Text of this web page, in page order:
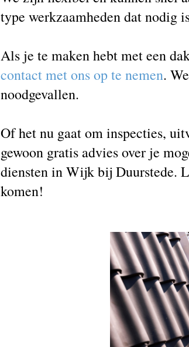
type werkzaamheden dat nodig
Als je te maken hebt met een
contact met ons op te nemen.
noodgevallen.
Of het nu gaat om inspecties,
gewoon gratis advies over je
diensten in Wijk bij Duurstede.
komen!